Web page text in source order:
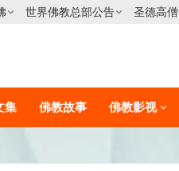
世界佛教总部公告 圣德高僧
集 佛教故事 佛教影视